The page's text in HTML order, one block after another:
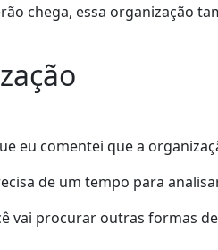
chega, essa organização
eu comentei que a
de um tempo para
vai procurar outras formas